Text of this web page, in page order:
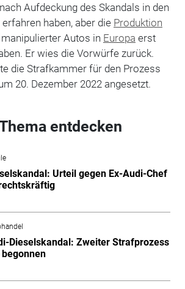
Aufdeckung des Skandals in den
haben, aber die Produktion
Autos in Europa erst
Er wies die Vorwürfe zurück.
die Strafkammer für den Prozess
20. Dezember 2022 angesetzt.
entdecken
Urteil gegen Ex-Audi-Chef
Dieselskandal: Zweiter Strafprozess